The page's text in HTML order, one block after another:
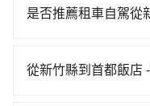
貴、費時、轉車麻煩
高鐵站，接著在站內
是否推薦租車自駕從
時不需要閉目養神（
從新竹縣到首都飯店